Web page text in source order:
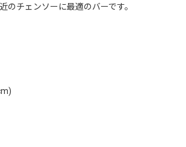
のチェンソーに最適のバーです。